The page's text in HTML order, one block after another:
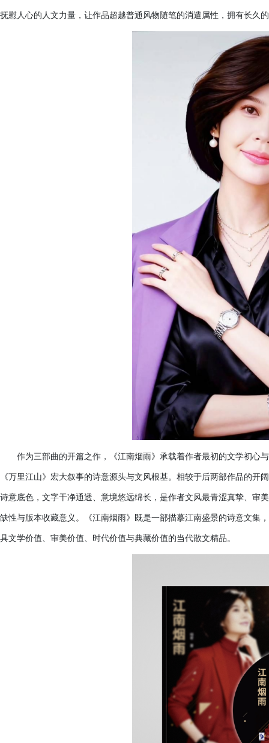
抚慰人心的人文力量，让作品超越普通风物随笔的消遣属性，拥有长久
作为三部曲的开篇之作，《江南烟雨》承载着作者最初的文学初心
《万里江山》宏大叙事的诗意源头与文风根基。相较于后两部作品的
诗意底色，文字干净通透、意境悠远绵长，是作者文风最青涩真挚、审
缺性与版本收藏意义。《江南烟雨》既是一部描摹江南盛景的诗意文集
具文学价值、审美价值、时代价值与典藏价值的当代散文精品。